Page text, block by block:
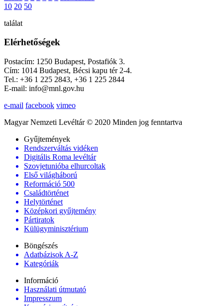
10 20 50
találat
Elérhetőségek
Postacím: 1250 Budapest, Postafiók 3.
Cím: 1014 Budapest, Bécsi kapu tér 2-4.
Tel.: +36 1 225 2843, +36 1 225 2844
E-mail: info@mnl.gov.hu
e-mail facebook vimeo
Magyar Nemzeti Levéltár © 2020 Minden jog fenntartva
Gyűjtemények
Rendszerváltás vidéken
Digitális Roma levéltár
Szovjetunióba elhurcoltak
Első világháború
Reformáció 500
Családtörténet
Helytörténet
Középkori gyűjtemény
Pártiratok
Külügyminisztérium
Böngészés
Adatbázisok A-Z
Kategóriák
Információ
Használati útmutató
Impresszum